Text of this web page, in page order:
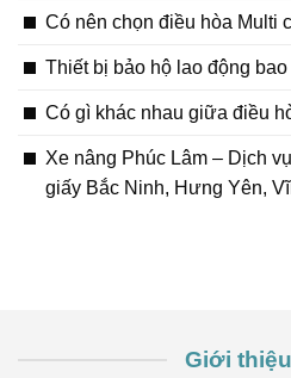
Có nên chọn điều hòa Multi
Thiết bị bảo hộ lao động
Có gì khác nhau giữa điều
Xe nâng Phúc Lâm – Dịch
giấy Bắc Ninh, Hưng Yên,
Giới